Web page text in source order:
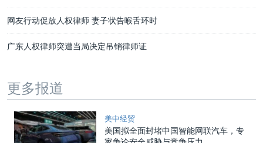
网友行动促放人权律师 妻子状告喉舌环时
广东人权律师突遭当局决定吊销律师证
更多报道
美中经贸
美国拟全面封堵中国智能网联汽车，专